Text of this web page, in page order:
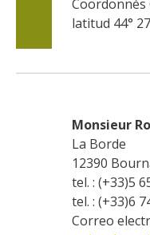
Coordonnés
latitud 44°
Monsieur
La Borde
12390
tel. : (+33)5
tel. : (+33)6
Correo